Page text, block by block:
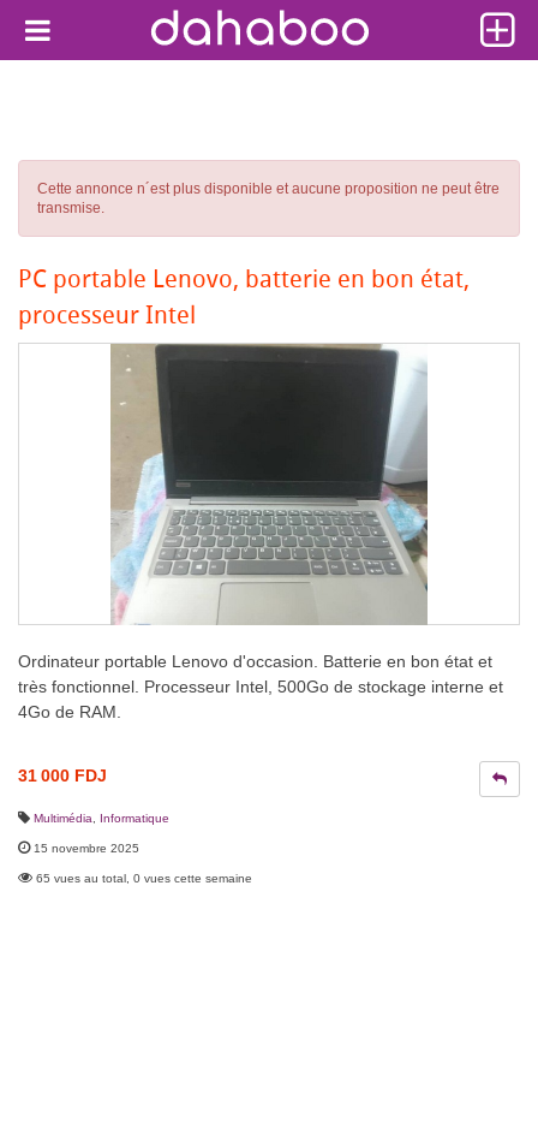
Cette annonce n´est plus disponible et aucune proposition ne peut être
transmise.
PC portable Lenovo, batterie en bon état,
processeur Intel
Ordinateur portable Lenovo d'occasion. Batterie en bon état et
très fonctionnel. Processeur Intel, 500Go de stockage interne et
4Go de RAM.
31 000 FDJ
Multimédia Informatique
15 novembre 2025
65 vues au total, 0 vues cette semaine